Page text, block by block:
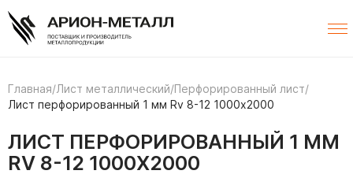
Главная/Лист металлический/Перфорированный лист/
Лист перфорированный 1 мм Rv 8-12 1000х2000
ЛИСТ ПЕРФОРИРОВАННЫЙ 1 ММ
RV 8-12 1000Х2000